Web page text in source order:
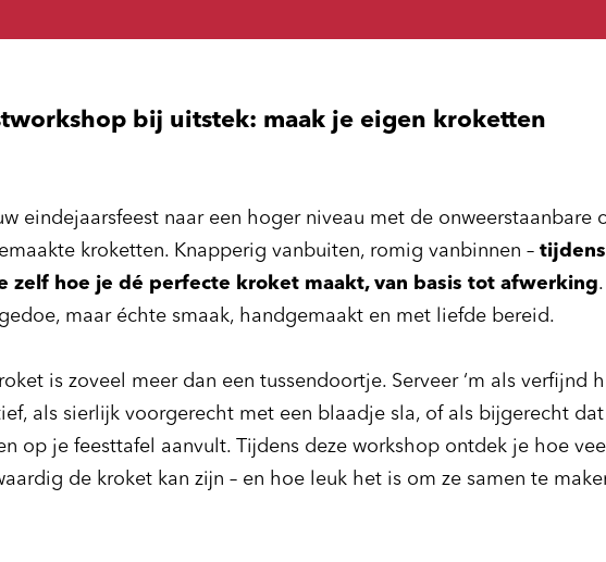
bij uitstek: maak je eigen kroketten
eindejaarsfeest naar een hoger niveau met de onweerstaanbare
kroketten. Knapperig vanbuiten, romig vanbinnen –
zelf hoe je dé perfecte kroket maakt, van basis tot afwerking
maar échte smaak, handgemaakt en met liefde bereid.
is zoveel meer dan een tussendoortje. Serveer ‘m als verfijnd
als sierlijk voorgerecht met een blaadje sla, of als bijgerecht
op je feesttafel aanvult. Tijdens deze workshop ontdek je hoe
de kroket kan zijn – en hoe leuk het is om ze samen te